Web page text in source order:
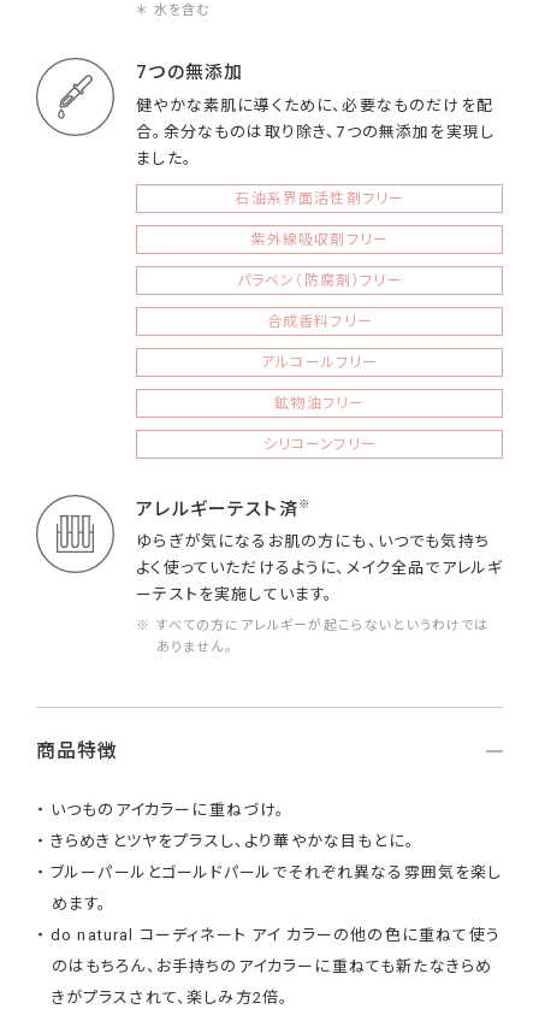
＊ 水を含む
7つの無添加
健やかな素肌に導くために、必要なものだけを配
合。余分なものは取り除き、7つの無添加を実現し
ました。
石油系界面活性剤フリー
紫外線吸収剤フリー
パラベン（防腐剤）フリー
合成香料フリー
アルコールフリー
鉱物油フリー
シリコーンフリー
アレルギーテスト済※
ゆらぎが気になるお肌の方にも、いつでも気持ち
よく使っていただけるように、メイク全品でアレルギ
ーテストを実施しています。
※ すべての方にアレルギーが起こらないというわけでは
ありません。
商品特徴
いつものアイカラーに重ねづけ。
きらめきとツヤをプラスし、より華やかな目もとに。
ブルーパールとゴールドパールでそれぞれ異なる雰囲気を楽し
めます。
do natural コーディネート アイ カラーの他の色に重ねて使う
のはもちろん、お手持ちのアイカラーに重ねても新たなきらめ
きがプラスされて、楽しみ方2倍。